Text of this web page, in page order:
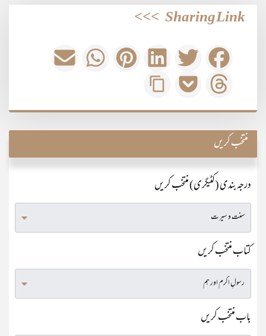
Sharing Link
>>>
منتخب کریں
درجہ بندی (کٹیگری) منتخب کریں
کتاب منتخب کریں
باب منتخب کریں